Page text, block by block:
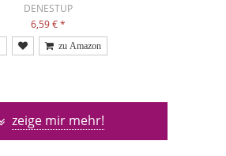
DENESTUP
6,59 €*
zeige mir mehr!